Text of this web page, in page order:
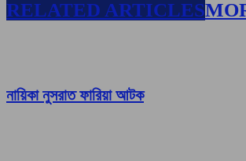
RELATED ARTICLES
নায়িকা নুসরাত ফারিয়া আটক